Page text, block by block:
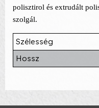
polisztirol és extrudált
szolgál.
Szélesség
Hossz